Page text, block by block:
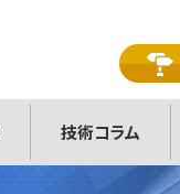
技術コラム